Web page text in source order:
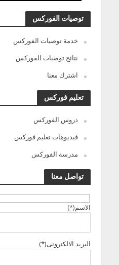
توصيات الفوركس
خدمة توصيات الفوركس
نتائج توصيات الفوركس
اشترك معنا
تعليم فوركس
دروس الفوركس
فيديوهات تعليم فوركس
مدرسة الفوركس
تواصل معنا
الاسم(*)
البريد الالكترونى(*)